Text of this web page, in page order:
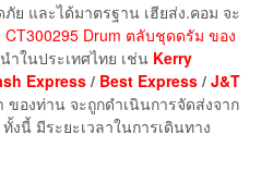
ภัย และได้มาตรฐาน เฮียส่ง.คอม จะ
CT300295 Drum ตลับชุดดรัม ของ
ในประเทศไทย เช่น Kerry
Express/ Best Express/ J&T
องท่าน จะถูกดำเนินการจัดส่งจาก
งนี้ มีระยะเวลาในการเดินทาง